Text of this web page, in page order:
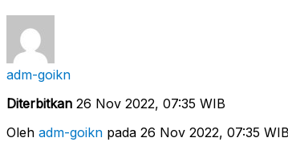
adm-goikn
Diterbitkan 26 Nov 2022, 07:35 WIB
Oleh adm-goikn pada 26 Nov 2022, 07:35 WIB